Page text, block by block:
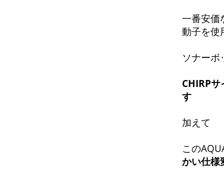
一番安
動子を
ソナーボ
CHIRP
す
加えて
この
かい仕様